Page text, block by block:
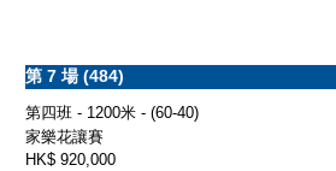
第 7 場 (484)
第四班 - 1200米 - (60-40)
家樂花讓賽
HK$ 920,000